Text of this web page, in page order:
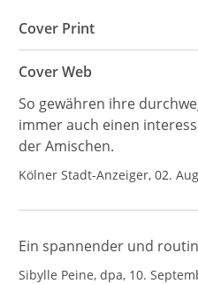
Cover Print
Cover Web
So gewähren ihre
immer auch einen
der Amischen.
Kölner Stadt-Anzeiger, 02.
Ein spannender und
Sibylle Peine, dpa, 10.